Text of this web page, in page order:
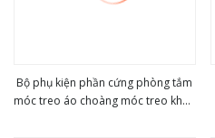
Bộ phụ kiện phần cứng phòng tắm
móc treo áo choàng móc treo khăn